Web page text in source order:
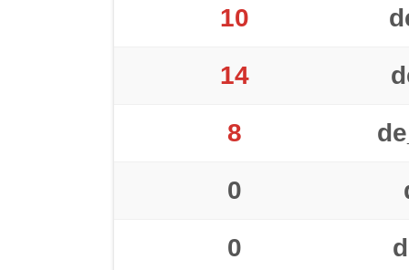
10
14
8
0
0